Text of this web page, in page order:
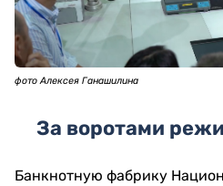
фото Алексея Ганашилина
За воротами
Банкнотную фабрику